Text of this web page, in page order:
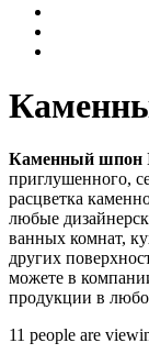
Каменный шпон
приглушенного,
расцветка
любые
ванных комнат,
других
можете в
продукции в
11 people are